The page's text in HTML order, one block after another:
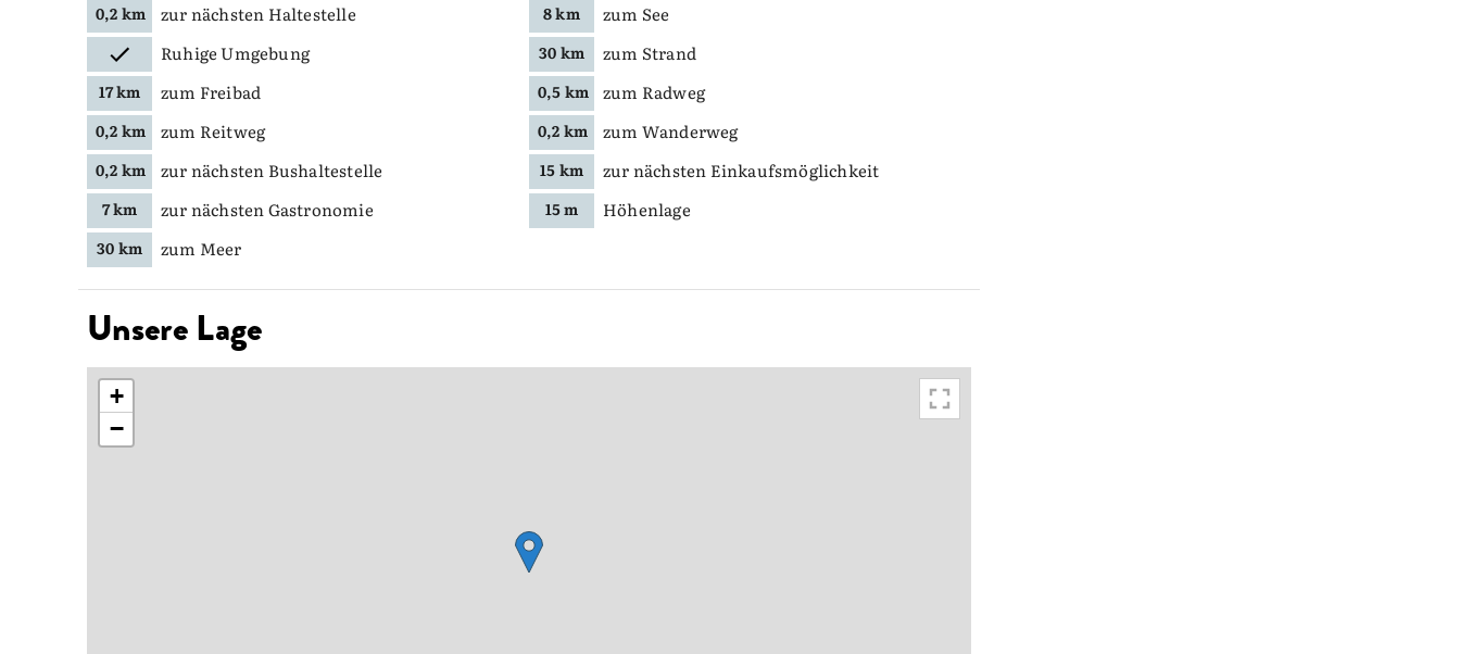
0,2 km zur nächsten Haltestelle 8 km
zum See
Ruhige Umgebung
30 km zum Strand
17 km zum Freibad 0,5 km zum Radweg
0,2 km zum Reitweg 0,2 km zum Wanderweg
0,2 km zur nächsten Bushaltestelle 15 km zur nächsten Einkaufsmöglichkeit
7 km zur nächsten Gastronomie 15 m Höhenlage
30 km zum Meer
Unsere Lage
+
−